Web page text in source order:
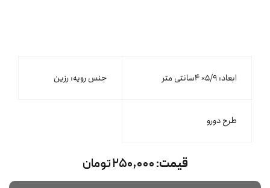
ابعاد: ۵/۹× ۴سانتی متر جنس رویه: رزین
طرح دورو
قیمت:۲۵۰,۰۰۰ تومان